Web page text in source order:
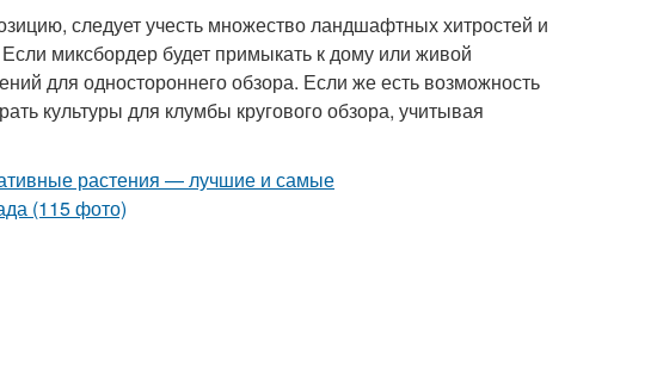
следует учесть множество ландшафтных хитростей и
миксбордер будет примыкать к дому или живой
для одностороннего обзора. Если же есть возможность
культуры для клумбы кругового обзора, учитывая